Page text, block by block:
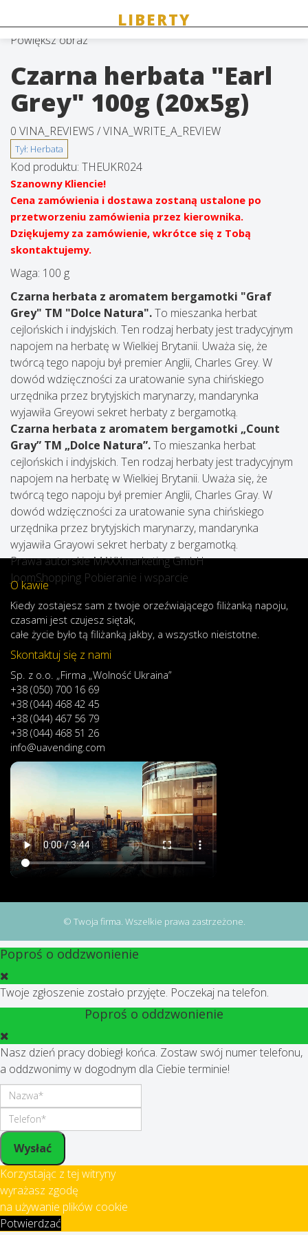
Powiększ obraz
Czarna herbata "Earl
Grey" 100g (20x5g)
0 VINA_REVIEWS /VINA_WRITE_A_REVIEW
Kod produktu: THEUKR024
Szanowny Kliencie!
Cena zamówienia i dostawa zostaną ustalone po
przetworzeniu zamówienia przez kierownika.
Dziękujemy za zamówienie, wkrótce się z Tobą
skontaktujemy.
Waga: 100 g
Czarna herbata z aromatem bergamotki "Graf
Grey" TM "Dolce Natura".To mieszanka herbat
cejlońskich i indyjskich. Ten rodzaj herbaty jest tradycyjnym
napojem na herbatę w Wielkiej Brytanii. Uważa się, że
twórcą tego napoju był premier Anglii, Charles Grey. W
dowód wdzięczności za uratowanie syna chińskiego
urzędnika przez brytyjskich marynarzy, mandarynka
wyjawiła Greyowi sekret herbaty z bergamotką.
Czarna herbata z aromatem bergamotki „Count
Gray” TM „Dolce Natura”.To mieszanka herbat
cejlońskich i indyjskich. Ten rodzaj herbaty jest tradycyjnym
napojem na herbatę w Wielkiej Brytanii. Uważa się, że
twórcą tego napoju był premier Anglii, Charles Gray. W
dowód wdzięczności za uratowanie syna chińskiego
urzędnika przez brytyjskich marynarzy, mandarynka
wyjawiła Grayowi sekret herbaty z bergamotką.
Prawa autorskie MAXXmarketing GmbH
JoomShopping Pobieranie i wsparcie
O kawie
Kiedy zostajesz sam z twoje orzeźwiającego filiżanką napoju,
czasami jest czujesz siętak,
całe życie było tą filiżanką jakby, a wszystko nieistotne.
Skontaktuj się z nami
Sp. z o.o. „Firma „Wolność Ukraina”
+38 (050) 700 16 69
+38 (044) 468 42 45
+38 (044) 467 56 79
+38 (044) 468 51 26
info@uavending.com
© Twoja firma. Wszelkie prawa zastrzeżone.
Poproś o oddzwonienie
Twoje zgłoszenie zostało przyjęte. Poczekaj na telefon.
Poproś o oddzwonienie
Nasz dzień pracy dobiegł końca. Zostaw swój numer telefonu,
a oddzwonimy w dogodnym dla Ciebie terminie!
Wysłać
Korzystając z tej witryny
wyrażasz zgodę
na używanie plików cookie
Potwierdzać